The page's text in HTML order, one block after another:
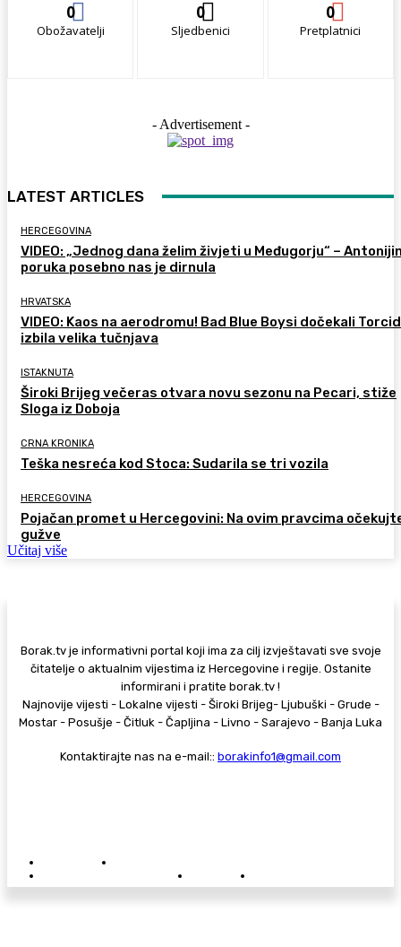
0
Obožavatelji
0
Sljedbenici
0
Pretplatnici
- Advertisement -
LATEST ARTICLES
HERCEGOVINA
VIDEO: „Jednog dana želim živjeti u Međugorju“ –
poruka posebno nas je dirnula
HRVATSKA
VIDEO: Kaos na aerodromu! Bad Blue Boysi dočekali
izbila velika tučnjava
ISTAKNUTA
Široki Brijeg večeras otvara novu sezonu na Pecari, stiže
Sloga iz Doboja
CRNA KRONIKA
Teška nesreća kod Stoca: Sudarila se tri vozila
HERCEGOVINA
Pojačan promet u Hercegovini: Na ovim pravcima
gužve
Učitaj više
Borak.tv je informativni portal koji ima za cilj izvještavati sve svoje
čitatelje o aktualnim vijestima iz Hercegovine i regije. Ostanite
informirani i pratite borak.tv !
Najnovije vijesti - Lokalne vijesti - Široki Brijeg- Ljubuški - Grude -
Mostar - Posušje - Čitluk - Čapljina - Livno - Sarajevo - Banja Luka
Kontaktirajte nas na e-mail:: borakinfo1@gmail.com